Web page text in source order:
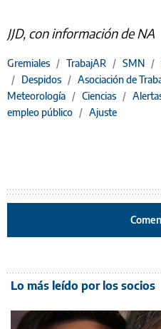
JJD, con información de NA
Gremiales / TrabajAR / SMN /
/ Despidos / Asociación de
Meteorología / Ciencias /
empleo público / Ajuste
Lo más leído por los socios